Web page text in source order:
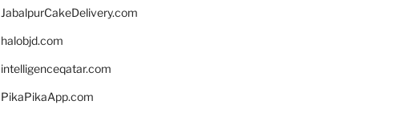
JabalpurCakeDelivery.com
halobjd.com
intelligenceqatar.com
PikaPikaApp.com